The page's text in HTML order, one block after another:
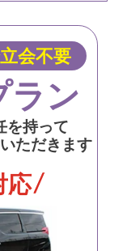
会不要
ラン
を持って
ただきます
応